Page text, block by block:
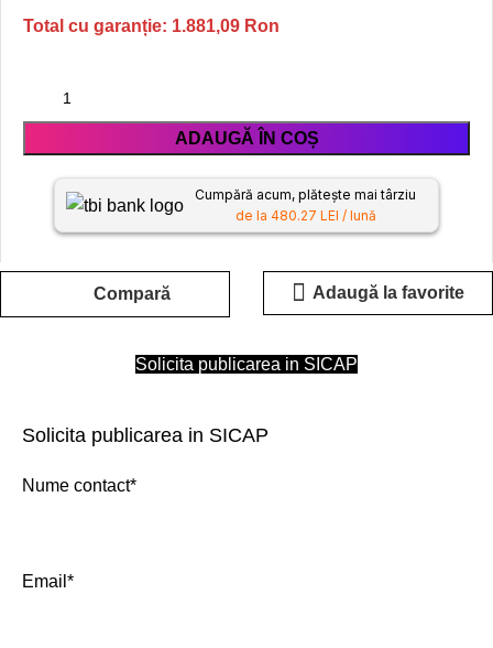
Total cu garanție: 1.881,09 Ron
ADAUGĂ ÎN COȘ
Cumpără acum, plătește mai târziu
de la 480.27 LEI / lună
Compară Adaugă la favorite
Solicita publicarea in SICAP
Solicita publicarea in SICAP
Nume contact*
Email*